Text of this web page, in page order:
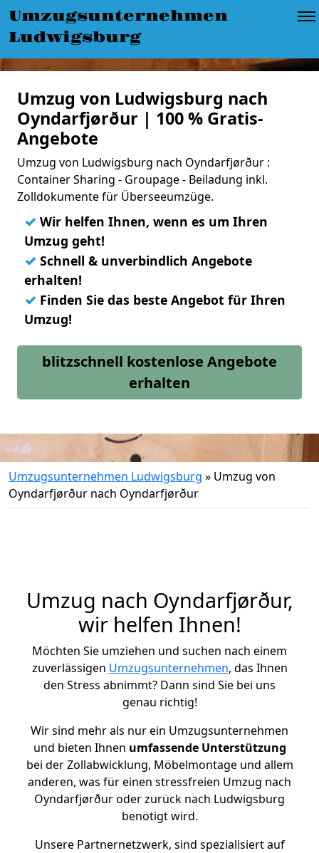
Umzugsunternehmen
Ludwigsburg
Umzug von Ludwigsburg nach
Oyndarfjørður | 100 % Gratis-
Angebote
Umzug von Ludwigsburg nach Oyndarfjørður :
Container Sharing - Groupage - Beiladung inkl.
Zolldokumente für Überseeumzüge.
✓ Wir helfen Ihnen, wenn es um Ihren
Umzug geht!
✓ Schnell & unverbindlich Angebote
erhalten!
✓ Finden Sie das beste Angebot für Ihren
Umzug!
blitzschnell kostenlose Angebote
erhalten
Umzugsunternehmen Ludwigsburg » Umzug von
Oyndarfjørður nach Oyndarfjørður
Umzug nach Oyndarfjørður,
wir helfen Ihnen!
Möchten Sie umziehen und suchen nach einem
zuverlässigen Umzugsunternehmen, das Ihnen
den Stress abnimmt? Dann sind Sie bei uns
genau richtig!
Wir sind mehr als nur ein Umzugsunternehmen
und bieten Ihnen umfassende Unterstützung
bei der Zollabwicklung, Möbelmontage und allem
anderen, was für einen stressfreien Umzug nach
Oyndarfjørður oder zurück nach Ludwigsburg
benötigt wird.
Unsere Partnernetzwerk, sind spezialisiert auf